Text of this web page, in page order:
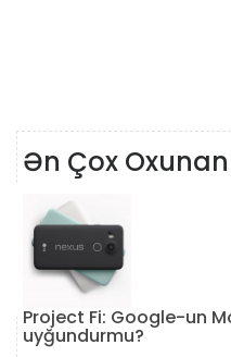
Ən Çox Oxunan
Project Fi: Google-un
uyğundurmu?